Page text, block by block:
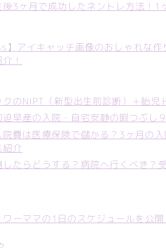
後3ヶ月で成功したネントレ方法！1
】アイキャッチ画像のおしゃれな
！
のNIPT（新型出生前診断）＋胎児
迫早産の入院・自宅安静の暇つぶし
院費は医療保険で儲かる？3ヶ月の
介
たらどうする？病院へ行くべき？
ワーママの1日のスケジュールを公